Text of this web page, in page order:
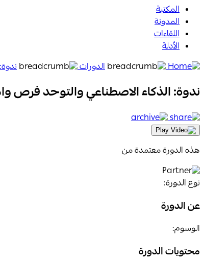
المكتبة
المدونة
اللقاءات
الأدلة
Aanaab
Page
الدورات
ندوة: الذكاء الاصطناعي والتوح​د فرص
share
Icon
archive
Play
Icon
هذه الدورة معتمدة من
نوع الدورة:
عن الدورة
الوسوم:
محتويات الدورة